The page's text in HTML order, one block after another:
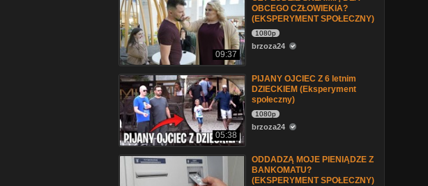
09:37
OBCEGO CZŁOWIEKIA?
(EKSPERYMENT SPOŁECZNY)
1080p
brzoza24
05:38
PIJANY OJCIEC Z 6 letnim
DZIECKIEM (Eksperyment
społeczny)
1080p
brzoza24
ODDADZĄ MOJE PIENIĄDZE Z
BANKOMATU?
(EKSPERYMENT SPOŁECZNY)